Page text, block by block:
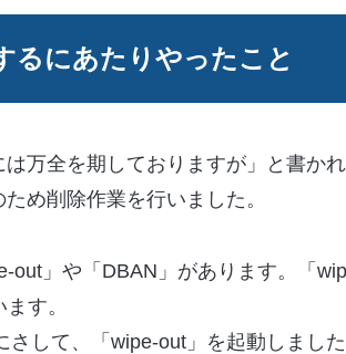
るにあたりやったこと
万全を期しておりますが」と書か
め削除作業を行いました。
out」や「DBAN」があります。「
す。
して、「wipe-out」を起動しまし